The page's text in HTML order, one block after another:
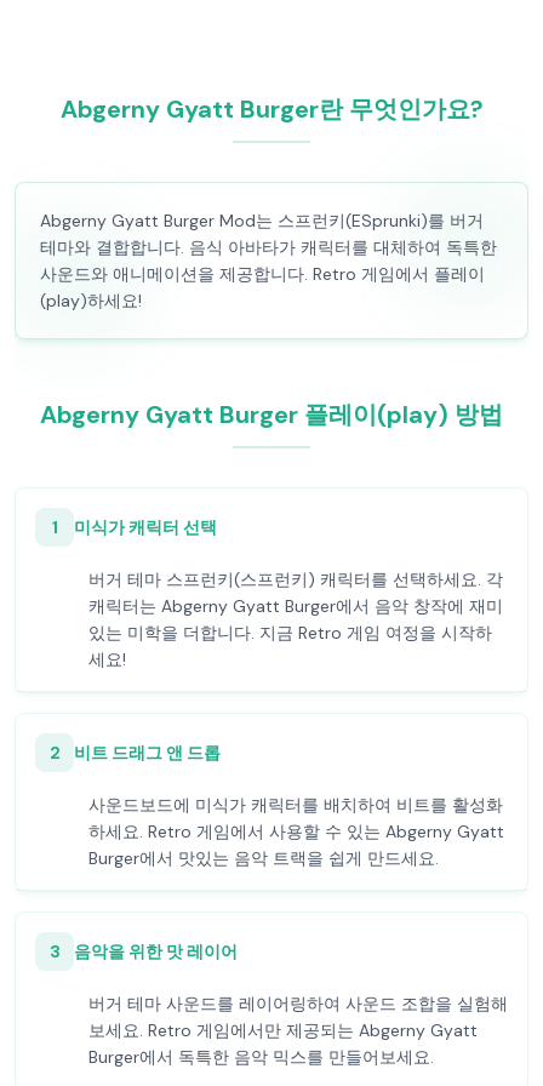
Abgerny Gyatt Burger란 무엇인가요?
Abgerny Gyatt Burger Mod는 스프런키(ESprunki)를 버거
테마와 결합합니다. 음식 아바타가 캐릭터를 대체하여 독특한
사운드와 애니메이션을 제공합니다. Retro 게임에서 플레이
(play)하세요!
Abgerny Gyatt Burger 플레이(play) 방법
1 미식가 캐릭터 선택
버거 테마 스프런키(스프런키) 캐릭터를 선택하세요. 각
캐릭터는 Abgerny Gyatt Burger에서 음악 창작에 재미
있는 미학을 더합니다. 지금 Retro 게임 여정을 시작하
세요!
2 비트 드래그 앤 드롭
사운드보드에 미식가 캐릭터를 배치하여 비트를 활성화
하세요. Retro 게임에서 사용할 수 있는 Abgerny Gyatt
Burger에서 맛있는 음악 트랙을 쉽게 만드세요.
3 음악을 위한 맛 레이어
버거 테마 사운드를 레이어링하여 사운드 조합을 실험해
보세요. Retro 게임에서만 제공되는 Abgerny Gyatt
Burger에서 독특한 음악 믹스를 만들어보세요.